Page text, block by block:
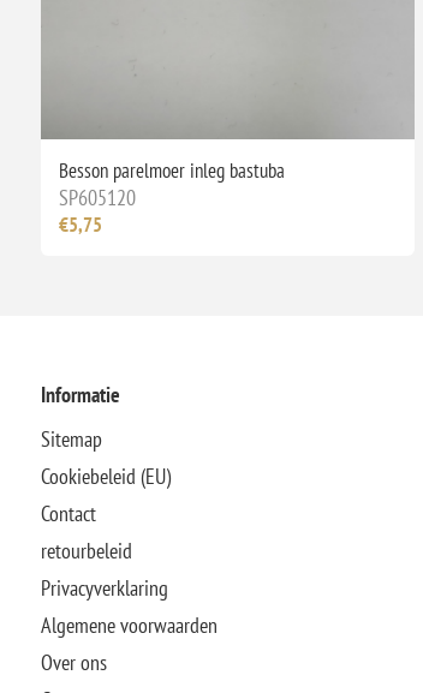
Besson parelmoer inleg bastuba
SP605120
€5,75
Informatie
Sitemap
Cookiebeleid (EU)
Contact
retourbeleid
Privacyverklaring
Algemene voorwaarden
Over ons